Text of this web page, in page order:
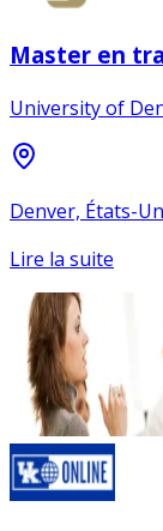
Master en
University of
Denver, États-
Lire la suite